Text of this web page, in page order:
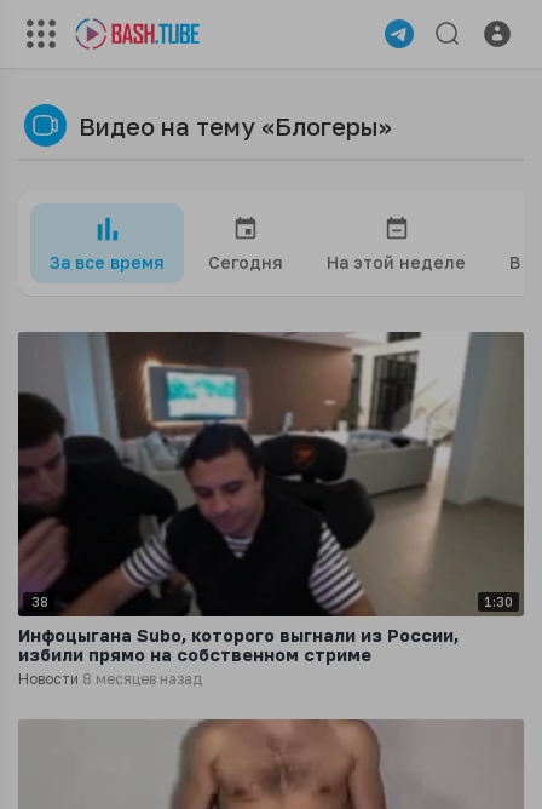
Видео на тему «Блогеры»
За все время Сегодня На этой неделе В
38 1:30
Инфоцыгана Subo, которого выгнали из России,
избили прямо на собственном стриме
Новости 8 месяцев назад